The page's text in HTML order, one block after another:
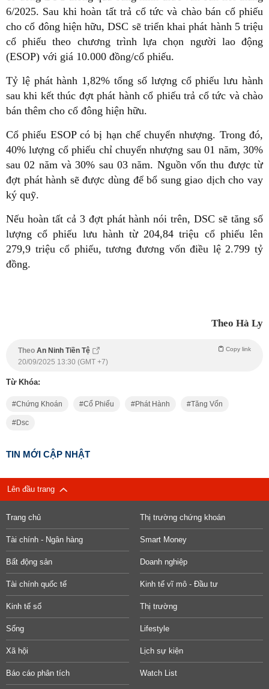
6/2025. Sau khi hoàn tất trả cổ tức và chào bán cổ phiếu
cho cổ đông hiện hữu, DSC sẽ triển khai phát hành 5 triệu
cổ phiếu theo chương trình lựa chọn người lao động
(ESOP) với giá 10.000 đồng/cổ phiếu.
Tỷ lệ phát hành 1,82% tổng số lượng cổ phiếu lưu hành
sau khi kết thúc đợt phát hành cổ phiếu trả cổ tức và chào
bán thêm cho cổ đông hiện hữu.
Cổ phiếu ESOP có bị hạn chế chuyển nhượng. Trong đó,
40% lượng cổ phiếu chỉ chuyển nhượng sau 01 năm, 30%
sau 02 năm và 30% sau 03 năm. Nguồn vốn thu được từ
đợt phát hành sẽ được dùng để bổ sung giao dịch cho vay
ký quỹ.
Nếu hoàn tất cả 3 đợt phát hành nói trên, DSC sẽ tăng số
lượng cổ phiếu lưu hành từ 204,84 triệu cổ phiếu lên
279,9 triệu cổ phiếu, tương đương vốn điều lệ 2.799 tỷ
đồng.
Theo Hà Ly
Theo An Ninh Tiền Tệ Copy link
20/09/2025 13:30 (GMT +7)
Từ Khóa:
Chứng Khoán Cổ Phiếu Phát Hành Tăng Vốn
Dsc
TIN MỚI CẬP NHẬT
Lên đầu trang
Trang chủ Thị trường chứng khoán
Tài chính - Ngân hàng Smart Money
Bất động sản Doanh nghiệp
Tài chính quốc tế Kinh tế vĩ mô - Đầu tư
Kinh tế số Thị trường
Sống Lifestyle
Xã hội Lịch sự kiện
Báo cáo phân tích Watch List